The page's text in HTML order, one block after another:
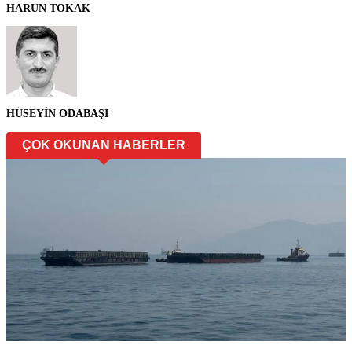
HARUN TOKAK
HÜSEYİN ODABAŞI
ÇOK OKUNAN HABERLER